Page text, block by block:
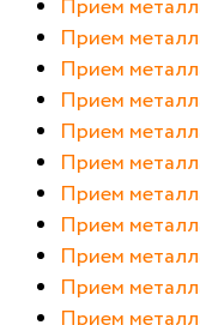
Прием
Прием
Прием
Прием
Прием
Прием
Прием
Прием
Прием
Прием
Прием